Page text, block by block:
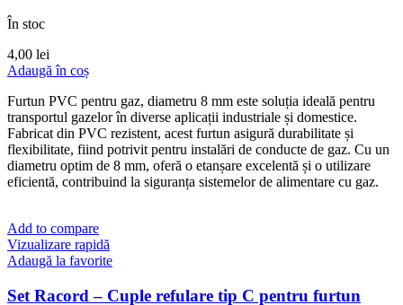
În stoc
4,00 lei
Adaugă în coș
Furtun PVC pentru gaz, diametru 8 mm este soluția ideală pentru
transportul gazelor în diverse aplicații industriale și domestice.
Fabricat din PVC rezistent, acest furtun asigură durabilitate și
flexibilitate, fiind potrivit pentru instalări de conducte de gaz. Cu un
diametru optim de 8 mm, oferă o etanșare excelentă și o utilizare
eficientă, contribuind la siguranța sistemelor de alimentare cu gaz.
Add to compare
Vizualizare rapidă
Adaugă la favorite
Set Racord – Cuple refulare tip C pentru furtun